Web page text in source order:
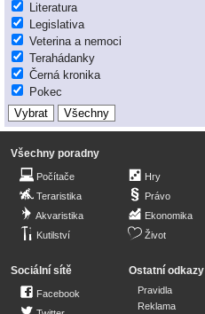
Literatura
Legislativa
Veterina a nemoci
Terahádanky
Černá kronika
Pokec
Všechny poradny
Počítače
Teraristika
Akvaristika
Kutilství
Hry
Právo
Ekonomika
Život
Sociální sítě
Facebook
Ostatní odkazy
Pravidla
Reklama